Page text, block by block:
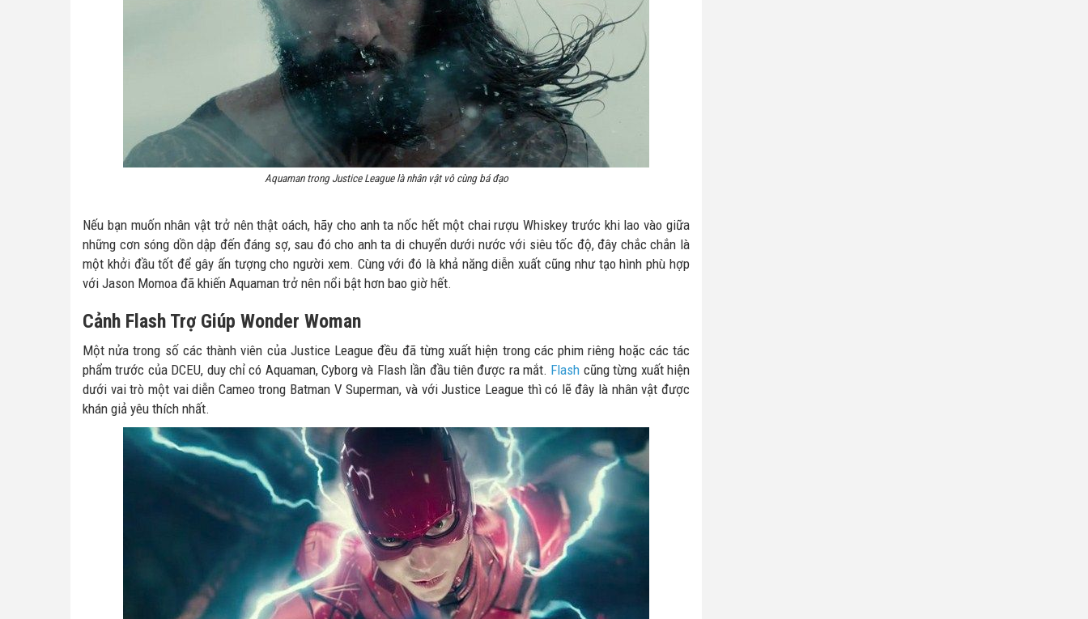
Aquaman trong Justice League là nhân vật vô cùng bá đạo
Nếu bạn muốn nhân vật trở nên thật oách, hãy cho anh ta nốc hết một chai rượu Whiskey trước khi lao vào giữa
những cơn sóng dồn dập đến đáng sợ, sau đó cho anh ta di chuyển dưới nước với siêu tốc độ, đây chắc chắn là
một khởi đầu tốt để gây ấn tượng cho người xem. Cùng với đó là khả năng diễn xuất cũng như tạo hình phù hợp
với Jason Momoa đã khiến Aquaman trở nên nổi bật hơn bao giờ hết.
Cảnh Flash Trợ Giúp Wonder Woman
Một nửa trong số các thành viên của Justice League đều đã từng xuất hiện trong các phim riêng hoặc các tác
phẩm trước của DCEU, duy chỉ có Aquaman, Cyborg và Flash lần đầu tiên được ra mắt. Flash cũng từng xuất hiện
dưới vai trò một vai diễn Cameo trong Batman V Superman, và với Justice League thì có lẽ đây là nhân vật được
khán giả yêu thích nhất.